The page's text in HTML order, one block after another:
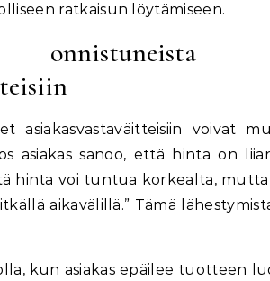
ratkaisun löytämiseen.
onnistuneista
asiakasvastaväitteisiin voivat
asiakas sanoo, että hinta on
hinta voi tuntua korkealta,
aikavälillä.” Tämä
kun asiakas epäilee tuotteen